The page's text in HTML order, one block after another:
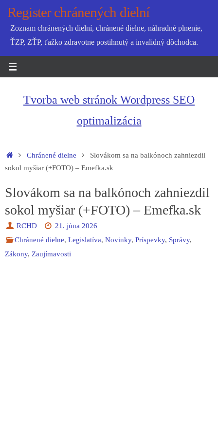
SkipRegister chránených dielní
Zoznam chránených dielní, chránené dielne, náhradné plnenie,
ŤZP, ZŤP, ťažko zdravotne postihnutý a invalidný dôchodca.
Tvorba web stránok Wordpress SEO
optimalizácia
HomeChránené dielne
Slovákom sa na balkónoch zahniezdil
sokol myšiar (+FOTO) – Emefka.sk
Slovákom sa na balkónoch zahniezdil
sokol myšiar (+FOTO) – Emefka.sk
RCHD
21. júna 2026
Chránené dielne,Legislatíva,Novinky,Príspevky, Správy,
Zákony, Zaujímavosti